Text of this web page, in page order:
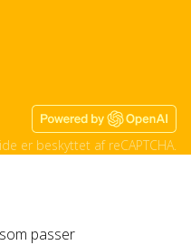
er beskyttet af reCAPTCHA.
passer